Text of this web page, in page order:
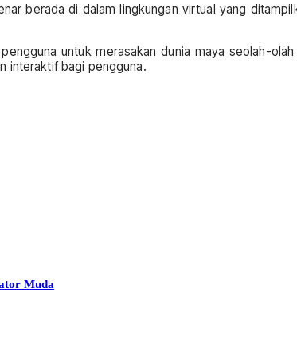
berada di dalam lingkungan virtual yang
untuk merasakan dunia maya seolah-
interaktif bagi pengguna.
Muda